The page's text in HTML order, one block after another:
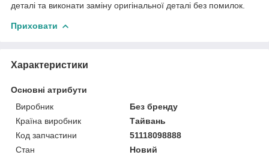
деталі та виконати заміну оригінальної деталі без помилок.
Приховати
Характеристики
Основні атрибути
Виробник
Без бренду
Країна виробник
Тайвань
Код запчастини
51118098888
Стан
Новий